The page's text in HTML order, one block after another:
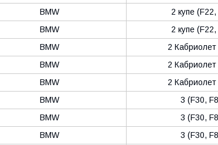
BMW
2 купе
BMW
2 купе
BMW
2 Кабриолет
BMW
2 Кабриолет
BMW
2 Кабриолет
BMW
3 (F30,
BMW
3 (F30,
BMW
3 (F30,